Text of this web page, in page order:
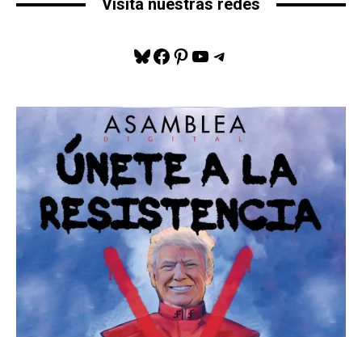
Visita nuestras redes
Bluesky
Facebook
Pinterest
YouTube
Telegram